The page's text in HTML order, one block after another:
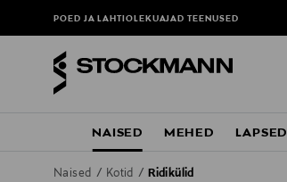
POED JA LAHTIOLEKUAJADTEENUSED
NAISED MEHED LAPSED
Naised Kotid Ridikülid